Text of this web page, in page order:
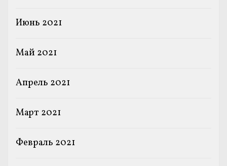
Июнь 2021
Май 2021
Апрель 2021
Март 2021
Февраль 2021